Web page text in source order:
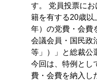
す。 党員投票に
籍を有する20歳以
年）の党費・会費
会議会員・国民政
等」）」と総裁公
今回は、特例とし
費・会費を納入し